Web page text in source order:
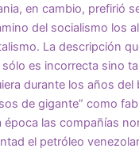
en cambio, prefirió
del socialismo los
La descripción
es incorrecta sino
durante los años
de gigante” como
época las compañías
el petróleo